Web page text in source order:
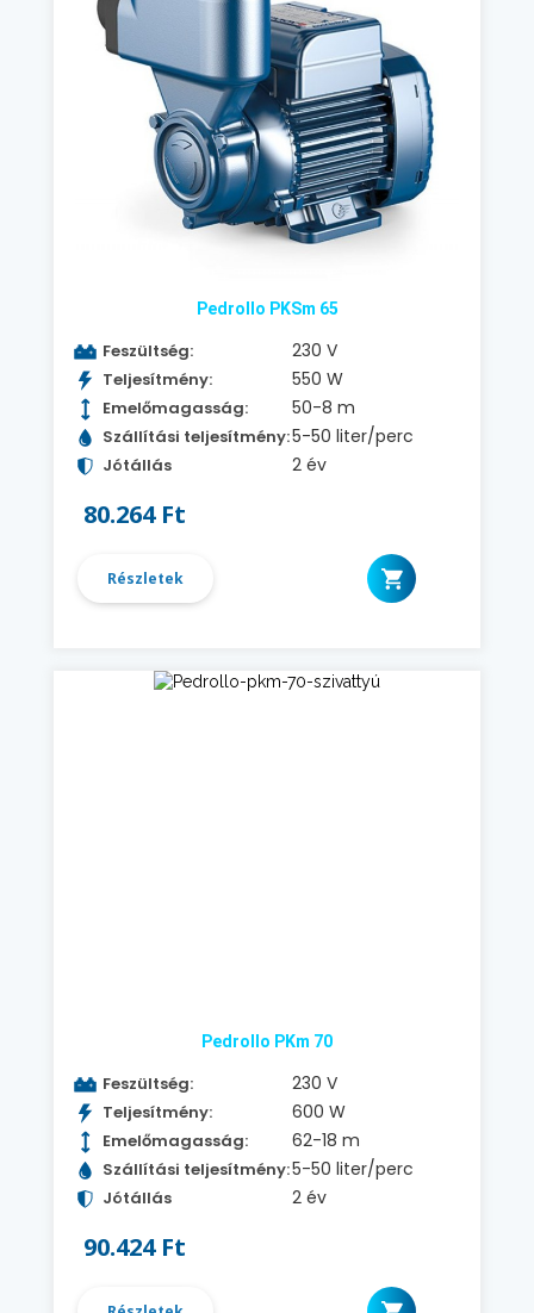
Pedrollo PKSm 65
Feszültség: 230 V
Teljesítmény: 550 W
Emelőmagasság: 50-8 m
Szállítási teljesítmény:5-50 liter/perc
Jótállás 2 év
80.264 Ft
Részletek
Pedrollo PKm 70
Feszültség: 230 V
Teljesítmény: 600 W
Emelőmagasság: 62-18 m
Szállítási teljesítmény:5-50 liter/perc
Jótállás 2 év
90.424 Ft